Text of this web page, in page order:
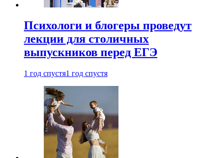
Психологи и блогеры проведут
лекции для столичных
выпускников перед ЕГЭ
1 год спустя1 год спустя